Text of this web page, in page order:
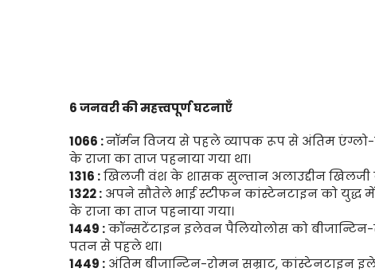
6 जनवरी की महत्त्वपूर्ण घटनाएँ
1066 :नॉर्मन विजय से पहले व्यापक रूप से अंतिम
के राजा का ताज पहनाया गया था।
1316 :खिलजी वंश के शासक सुल्तान अलाउद्दीन खिलजी
1322 : अपने सौतेले भाई स्टीफन कांस्टेनटाइन को युद्ध में
के राजा का ताज पहनाया गया।
1449 :कॉन्सटेंटाइन इलेवन पैलियोलोस को बीजान्टिन-
पतन से पहले था।
1449 : अंतिम बीजान्टिन-रोमन सम्राट, कांस्टेनटाइन